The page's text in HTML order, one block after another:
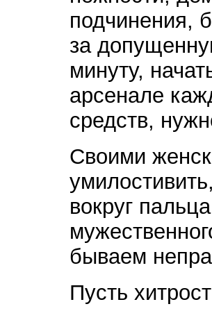
подчинения,
за
минуту,
арсенале
средств,
Своими
вокруг
бываем
Пусть